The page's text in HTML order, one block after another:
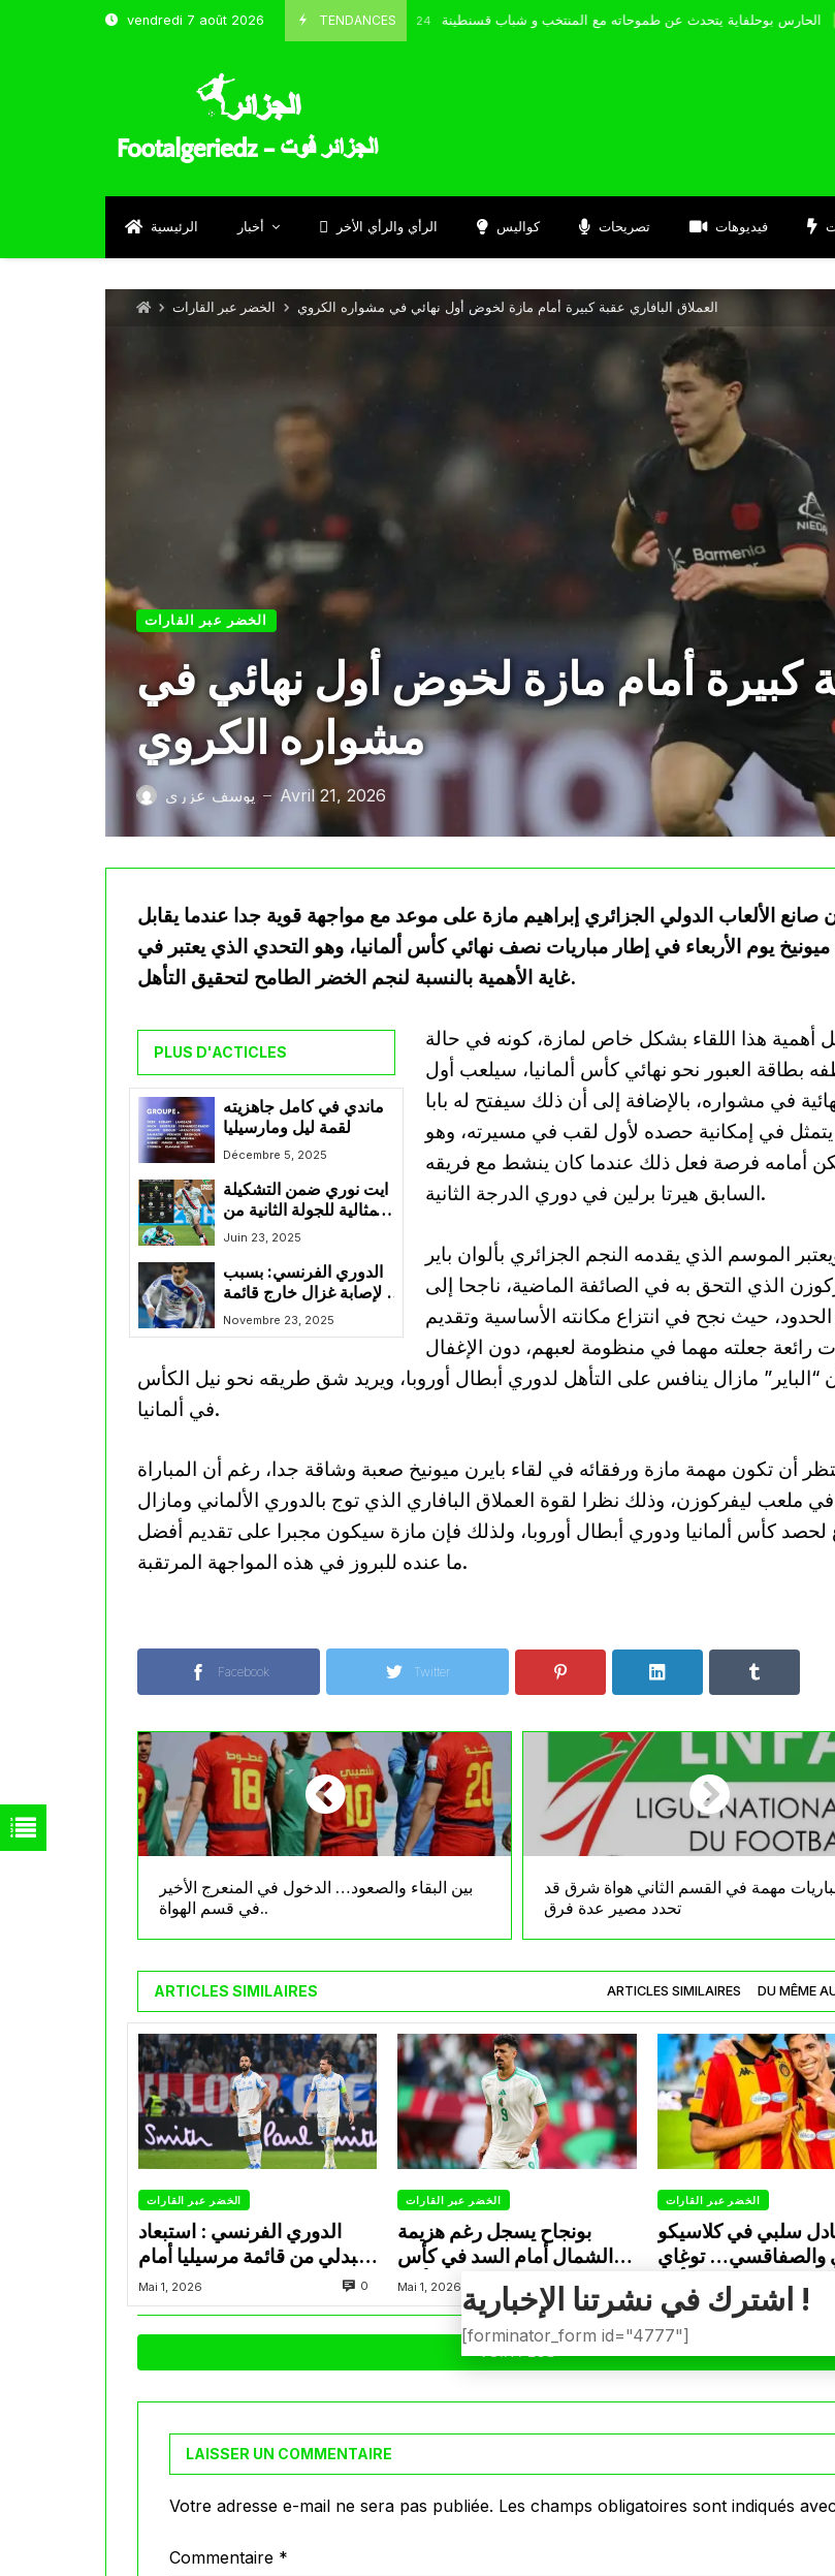
vendredi 7 août 2026 TENDANCES
Octobre 8, 2024 الحارس بوحلفاية يتحدث عن طموحاته مع المنتخب و شباب قسنطينة
الرئيسية أخبار الرأي والرأي الأخر كواليس تصريحات فيديوهات
الخضر عبر القارات العملاق البافاري عقبة كبيرة أمام مازة لخوض أول نهائي في مشواره الكروي
الخضر عبر القارات
كبيرة أمام مازة لخوض أول نهائي في
مشواره الكروي
يوسف عزري — Avril 21, 2026
الألعاب الدولي الجزائري إبراهيم مازة على موعد مع مواجهة قوية جدا عندما يقابل
ميونيخ يوم الأربعاء في إطار مباريات نصف نهائي كأس ألمانيا، وهو التحدي الذي يعتبر في
غاية الأهمية بالنسبة لنجم الخضر الطامح لتحقيق التأهل.
PLUS D'ACTICLES
ماندي في كامل جاهزيته
لقمة ليل ومارسيليا
Décembre 5, 2025
ايت نوري ضمن التشكيلة
المثالية للجولة الثانية من
الموندياليتو
Juin 23, 2025
الدوري الفرنسي: بسبب
الإصابة غزال خارج قائمة
ليون في مواجهة اليوم
أمام أوكسير
Novembre 23, 2025
أهمية هذا اللقاء بشكل خاص لمازة، كونه في حالة
بطاقة العبور نحو نهائي كأس ألمانيا، سيلعب أول
في مشواره، بالإضافة إلى أن ذلك سيفتح له بابا
يتمثل في إمكانية حصده لأول لقب في مسيرته، وهو
أمامه فرصة فعل ذلك عندما كان ينشط مع فريقه
السابق هيرتا برلين في دوري الدرجة الثانية.
الموسم الذي يقدمه النجم الجزائري بألوان باير
الذي التحق به في الصائفة الماضية، ناجحا إلى
الحدود، حيث نجح في انتزاع مكانته الأساسية وتقديم
رائعة جعلته مهما في منظومة لعبهم، دون الإغفال
“الباير” مازال ينافس على التأهل لدوري أبطال أوروبا، ويريد شق طريقه نحو نيل الكأس
في ألمانيا.
أن تكون مهمة مازة ورفقائه في لقاء بايرن ميونيخ صعبة وشاقة جدا، رغم أن المباراة
ملعب ليفركوزن، وذلك نظرا لقوة العملاق البافاري الذي توج بالدوري الألماني ومازال
لحصد كأس ألمانيا ودوري أبطال أوروبا، ولذلك فإن مازة سيكون مجبرا على تقديم أفضل
ما عنده للبروز في هذه المواجهة المرتقبة.
Facebook Twitter
بين البقاء والصعود… الدخول في المنعرج الأخير
في قسم الهواة..
مهمة في القسم الثاني هواة شرق قد
تحدد مصير عدة فرق
ARTICLES SIMILAIRES ARTICLES SIMILAIRES DU MÊME
الخضر عبر القارات
الدوري الفرنسي : استبعاد
عبدلي من قائمة مرسيليا أمام
نانت
Mai 1, 2026 0
الخضر عبر القارات
بونجاح يسجل رغم هزيمة
الشمال أمام السد في كأس
الأمير
Mai 1, 2026
الخضر عبر القارات
سلبي في كلاسيكو
والصفاقسي… توغاي
جزاء وبوعالية يتألق
Avril 30, 2026
LAISSER UN COMMENTAIRE
Votre adresse e-mail ne sera pas publiée. Les champs obligatoires sont indiqués avec
Commentaire *
اشترك في نشرتنا الإخبارية !
[forminator_form id="4777"]